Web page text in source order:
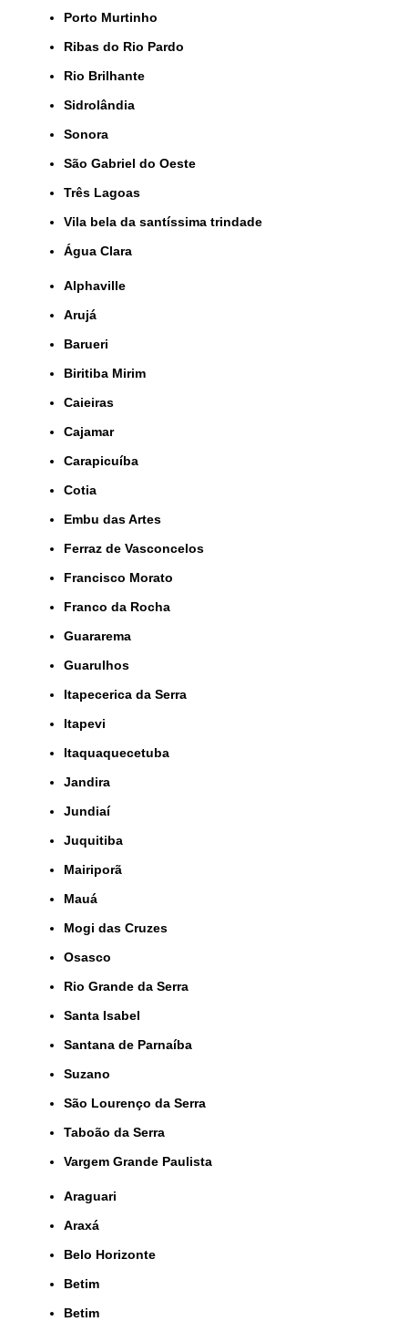
Porto Murtinho
Ribas do Rio Pardo
Rio Brilhante
Sidrolândia
Sonora
São Gabriel do Oeste
Três Lagoas
Vila bela da santíssima trindade
Água Clara
Alphaville
Arujá
Barueri
Biritiba Mirim
Caieiras
Cajamar
Carapicuíba
Cotia
Embu das Artes
Ferraz de Vasconcelos
Francisco Morato
Franco da Rocha
Guararema
Guarulhos
Itapecerica da Serra
Itapevi
Itaquaquecetuba
Jandira
Jundiaí
Juquitiba
Mairiporã
Mauá
Mogi das Cruzes
Osasco
Rio Grande da Serra
Santa Isabel
Santana de Parnaíba
Suzano
São Lourenço da Serra
Taboão da Serra
Vargem Grande Paulista
Araguari
Araxá
Belo Horizonte
Betim
Betim